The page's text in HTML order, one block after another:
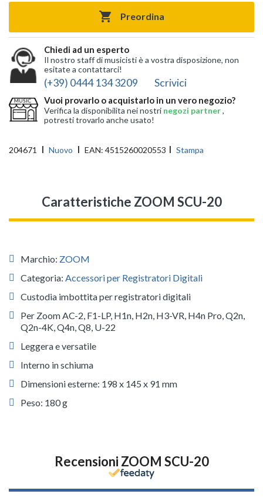
 Preordina
Chiedi ad un esperto
Il nostro staff di musicisti è a vostra disposizione, non
esitate a contattarci!
(+39) 0444 134 3209 Scrivici
Vuoi provarlo o acquistarlo in un vero negozio?
Verifica la disponibilita nei nostri negozi partner,
potresti trovarlo anche usato!
204671 Nuovo EAN: 4515260020553 Stampa
Caratteristiche ZOOM SCU-20
Marchio: ZOOM
Categoria: Accessori per Registratori Digitali
Custodia imbottita per registratori digitali
Per Zoom AC-2, F1-LP, H1n, H2n, H3-VR, H4n Pro, Q2n,
Q2n-4K, Q4n, Q8, U-22
Leggera e versatile
Interno in schiuma
Dimensioni esterne: 198 x 145 x 91 mm
Peso: 180 g
Recensioni ZOOM SCU-20